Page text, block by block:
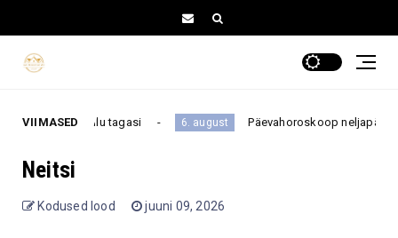
VIIMASED
enam oma ellu tagasi 6. august Päevahoroskoop
Neitsi
Kodused lood juuni 09, 2026